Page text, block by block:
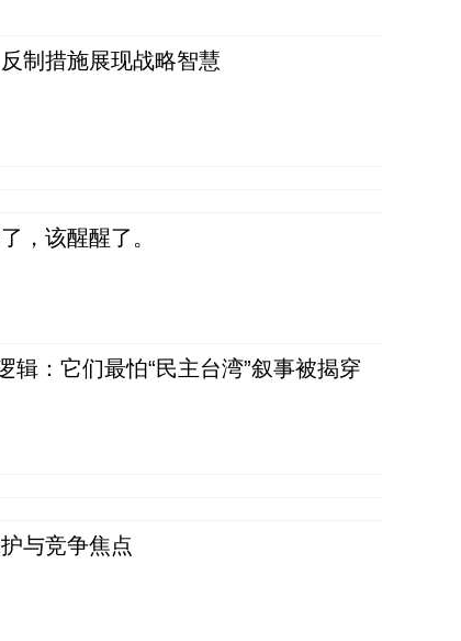
制措施展现战略智慧
，该醒醒了。
辑：它们最怕“民主台湾”叙事被揭穿
与竞争焦点